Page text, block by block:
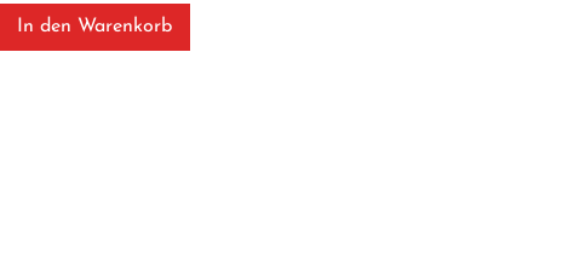
In den Warenkorb